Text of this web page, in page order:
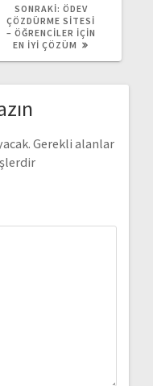
SONRAKI: SONRAKI
YAZI:
ÖDEV
ÇÖZDÜRME SITESI
– ÖĞRENCILER İÇIN
EN İYI ÇÖZÜM
Gerekli alanlar